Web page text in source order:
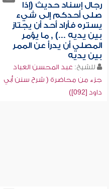
رجال إسناد حديث (إذا
صلى أحدكم إلى شيء
يستره فأراد أحد أن يجتاز
بين يديه ...) , ما يؤمر
المصلي أن يدرأ عن الممر
بين يديه
للشيخ: عبد المحسن العباد
جزء من محاضرة ( شرح سنن أبي
داود [092])